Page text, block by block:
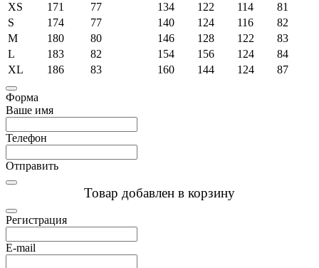
XS 171 77 134 122 114
81
S
174 77 140 124 116
82
M
180 80 146 128 122
83
L
183 82 154 156 124
84
XL
186 83 160 144 124 87
Форма
Ваше имя
Телефон
Отправить
Товар добавлен в корзину
Регистрация
E-mail